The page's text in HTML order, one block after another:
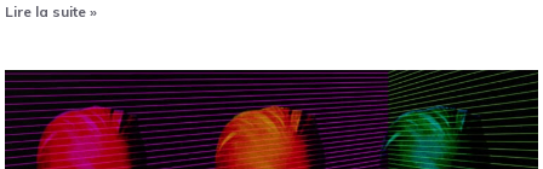
Lire la suite »